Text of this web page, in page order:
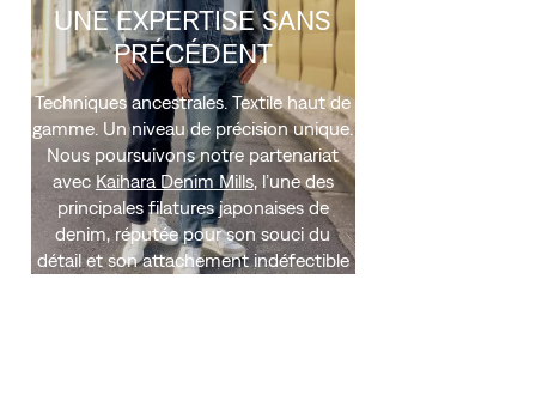
UNE EXPERTISE SANS
PRÉCÉDENT
Techniques ancestrales. Textile haut de
gamme. Un niveau de précision unique.
Nous poursuivons notre partenariat
avec Kaihara Denim Mills, l’une des
principales filatures japonaises de
denim, réputée pour son souci du
détail et son attachement indéfectible